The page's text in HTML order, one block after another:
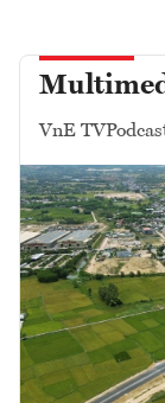
VnE TV